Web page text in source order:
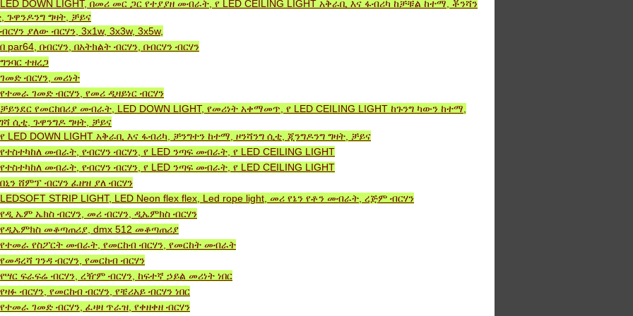
LED DOWN LIGHT, በመሪ መር ጋር የተያያዘ መብራት, የ LED CEILING LIGHT አቅራቢ እና ፋብሪካ ከቻቹል ከተማ, ቾንሻን
ጉዋንዶንግ ግዛት, ቻይና
ብርሃን ያለው ብርሃን, 3x1w, 3x3w, 3x5w,
በ par64, በብርሃን, በአትክልት ብርሃን, በብርሃን ብርሃን
ግንባር ​​ተዘረጋ
ገመድ ብርሃን, መሪነት
የተመራ ገመድ ብርሃን, የመሪ ዲዛይነር ብርሃን
ቻይንደር የመርከበሪያ መብራት, LED DOWN LIGHT, የመሪነት አቀማመጥ, የ LED CEILING LIGHT ከጉንግ ካውን ከተማ,
ሲቲ, ጉዋንግዶ ግዛት, ቻይና
የ LED DOWN LIGHT አቅራቢ እና ፋብሪካ, ቻንግተን ከተማ, ዞንሻንግ ሲቲ, ጂንግዶንግ ግዛት, ቻይና
የተስተካከለ መብራት, የብርሃን ብርሃን, የ LED ንጣፍ መብራት, የ LED CEILING LIGHT
የተስተካከለ መብራት, የብርሃን ብርሃን, የ LED ንጣፍ መብራት, የ LED CEILING LIGHT
በኒን ሸምፕ ብርሃን ፈዘዝ ያለ ብርሃን
LEDSOFT STRIP LIGHT, LED Neon flex flex, Led rope light, መሪ የኔን የቶን መብራት, ረጅም ብርሃን
የዲ ኤም ኤክስ ብርሃን, መሪ ብርሃን, ዲኤምክስ ብርሃን
የዲኤምክስ መቆጣጠሪያ, dmx 512 መቆጣጠሪያ
የተመራ የስፖርት መብራት, የመርከብ ብርሃን, የመርከት መብራት
የመዳረሻ ገንዳ ብርሃን, የመርከብ ብርሃን
የሣር ፍራፍሬ ብርሃን, ረዥም ብርሃን, ከፍተኛ ኃይል መሪነት ነበር
የዛፉ ብርሃን, የመርከብ ብርሃን, የቼሪአይ ብርሃን ነበር
የተመራ ገመድ ብርሃን, ፈዛዛ ጥራዝ, የቀዘቀዘ ብርሃን